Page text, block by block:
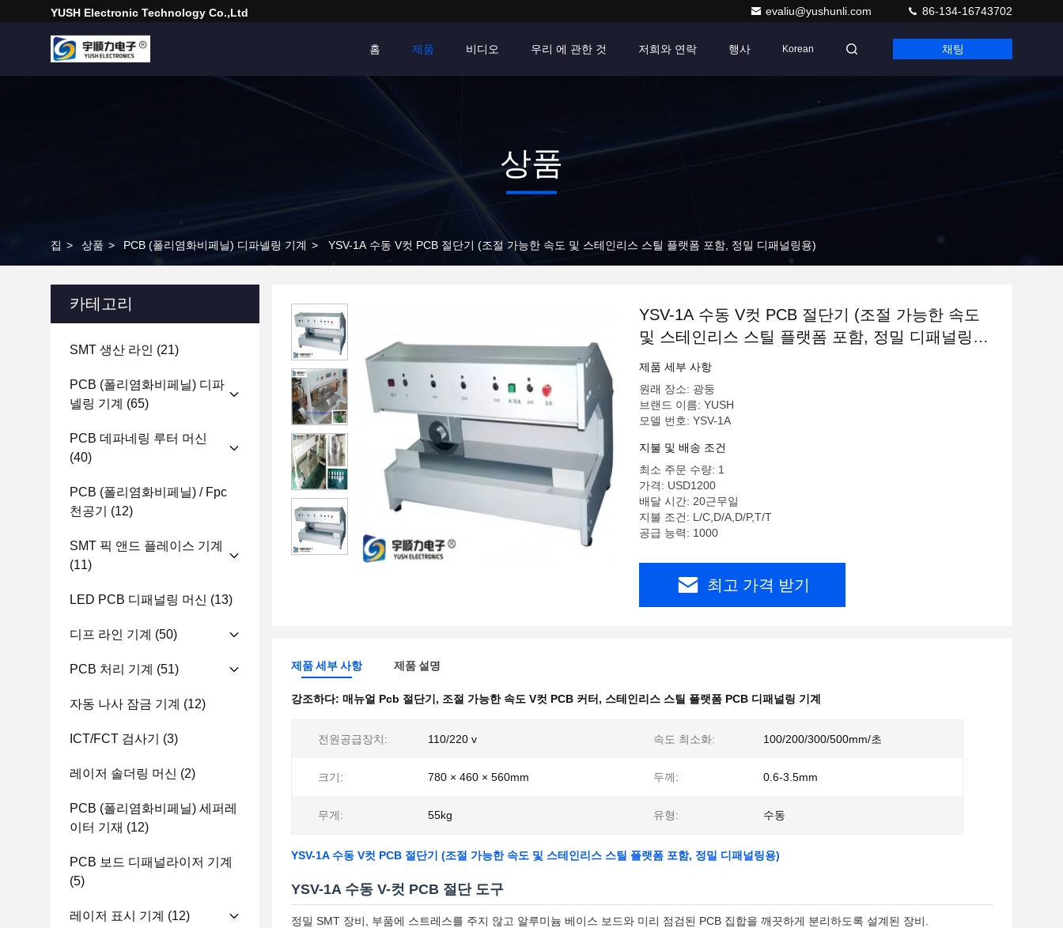
YUSH Electronic Technology Co.,Ltd evaliu@yushunli.com 86-134-16743702
홈 제품 비디오 우리 에 관한 것 저희와 연락 행사 Korean 채팅
상품
집 > 상품 > PCB (폴리염화비페닐) 디파넬링 기계 > YSV-1A 수동 V컷 PCB 절단기 (조절 가능한 속도 및 스테인리스 스틸 플랫폼 포함, 정밀 디패널링용)
카테고리
SMT 생산 라인 (21)
PCB (폴리염화비페닐) 디파
넬링 기계 (65)
PCB 데파네링 루터 머신
(40)
PCB (폴리염화비페닐) / Fpc
천공기
(12)
SMT 픽 앤드 플레이스 기계
(11)
LED PCB 디패널링 머신 (13)
디프 라인 기계 (50)
PCB 처리 기계 (51)
자동 나사 잠금 기계 (12)
ICT/FCT 검사기 (3)
레이저 솔더링 머신 (2)
PCB (폴리염화비페닐) 세퍼레
이터 기재 (12)
PCB 보드 디패널라이저 기계
(5)
레이저 표시 기계 (12)
YSV-1A 수동 V컷 PCB 절단기 (조절 가능한 속도
및 스테인리스 스틸 플랫폼 포함, 정밀 디패널링
용)
제품 세부 사항
원래 장소: 광둥
브랜드 이름: YUSH
모델 번호: YSV-1A
지불 및 배송 조건
최소 주문 수량: 1
가격: USD1200
배달 시간: 20근무일
지불 조건: L/C,D/A,D/P,T/T
공급 능력: 1000
최고 가격 받기
제품 세부 사항 제품 설명
강조하다: 매뉴얼 Pcb 절단기 , 조절 가능한 속도 V컷 PCB 커터 , 스테인리스 스틸 플랫폼 PCB 디패널링 기계
전원공급장치: 110/220 v 속도 최소화: 100/200/300/500mm/초
크기: 780 × 460 × 560mm 두께: 0.6-3.5mm
무게: 55kg 유형: 수동
YSV-1A 수동 V컷 PCB 절단기 (조절 가능한 속도 및 스테인리스 스틸 플랫폼 포함, 정밀 디패널링용)
YSV-1A 수동 V-컷 PCB 절단 도구
정밀 SMT 장비, 부품에 스트레스를 주지 않고 알루미늄 베이스 보드와 미리 점검된 PCB 집합을 깨끗하게 분리하도록 설계된 장비.